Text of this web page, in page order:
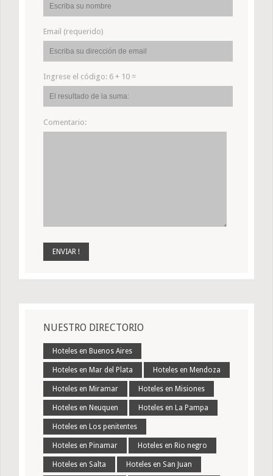
Email (requerido)
Ingrese el código: 6 + 10 =
Comentario:
NUESTRO DIRECTORIO
Hoteles en Buenos Aires
Hoteles en Mar del Plata Hoteles en Mendoza
Hoteles en Miramar Hoteles en Misiones
Hoteles en Neuquen Hoteles en La Pampa
Hoteles en Los penitentes
Hoteles en Pinamar Hoteles en Rio negro
Hoteles en Salta Hoteles en San Juan